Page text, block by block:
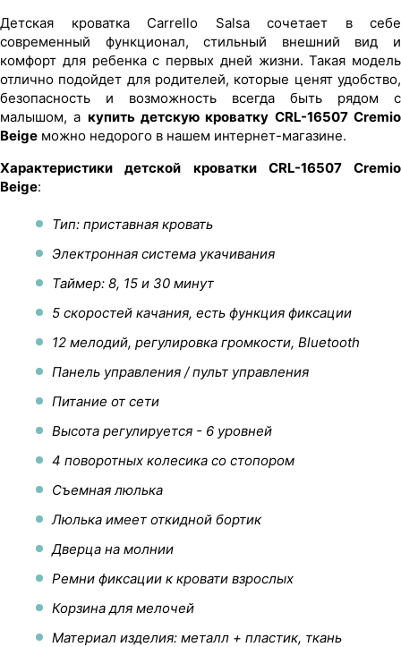
Детская кроватка Carrello Salsa сочетает в себе
современный функционал, стильный внешний вид и
комфорт для ребенка с первых дней жизни. Такая модель
отлично подойдет для родителей, которые ценят удобство,
безопасность и возможность всегда быть рядом с
малышом, а купить детскую кроватку CRL-16507 Cremio
Beige можно недорого в нашем интернет-магазине.
Характеристики детской кроватки CRL-16507 Cremio
Beige:
Тип: приставная кровать
Электронная система укачивания
Таймер: 8, 15 и 30 минут
5 скоростей качания, есть функция фиксации
12 мелодий, регулировка громкости, Bluetooth
Панель управления / пульт управления
Питание от сети
Высота регулируется - 6 уровней
4 поворотных колесика со стопором
Съемная люлька
Люлька имеет откидной бортик
Дверца на молнии
Ремни фиксации к кровати взрослых
Корзина для мелочей
Материал изделия: металл + пластик, ткань